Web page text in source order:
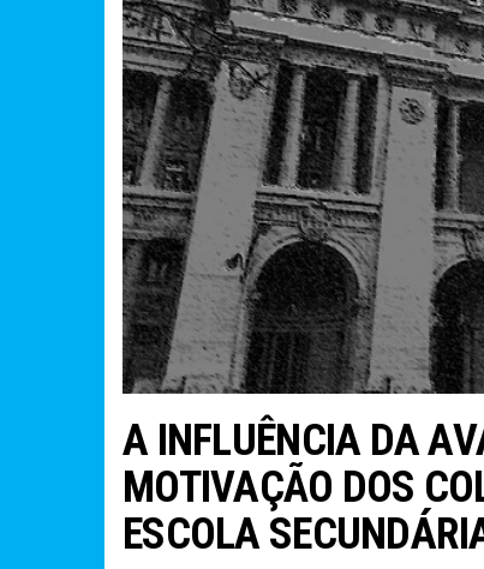
A INFLUÊNCIA DA
MOTIVAÇÃO DOS
ESCOLA